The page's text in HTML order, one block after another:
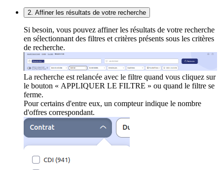
2. Affiner les résultats de votre recherche
Si besoin, vous pouvez affiner les résultats de votre recherche
en sélectionnant des filtres et critères présents sous les critères
de recherche.
La recherche est relancée avec le filtre quand vous cliquez sur
le bouton « APPLIQUER LE FILTRE » ou quand le filtre se
ferme.
Pour certains d'entre eux, un compteur indique le nombre
d'offres correspondant.